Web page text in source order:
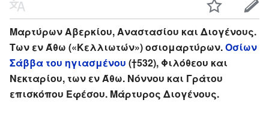
Μαρτύρων Αβερκίου, Αναστασίου και Διογένους.
Των εν Άθω («Κελλιωτών») οσιομαρτύρων.Οσίων
Σάββα του ηγιασμένου (†532), Φιλόθεου και
Νεκταρίου, των εν Άθω. Νόννου και Γράτου
επισκόπου Εφέσου. Μάρτυρος Διογένους.